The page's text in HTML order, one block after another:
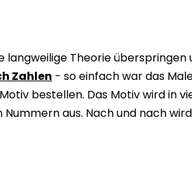
langweilige Theorie überspringen
Zahlen - so einfach war das
bestellen. Das Motiv wird in
aus. Nach und nach